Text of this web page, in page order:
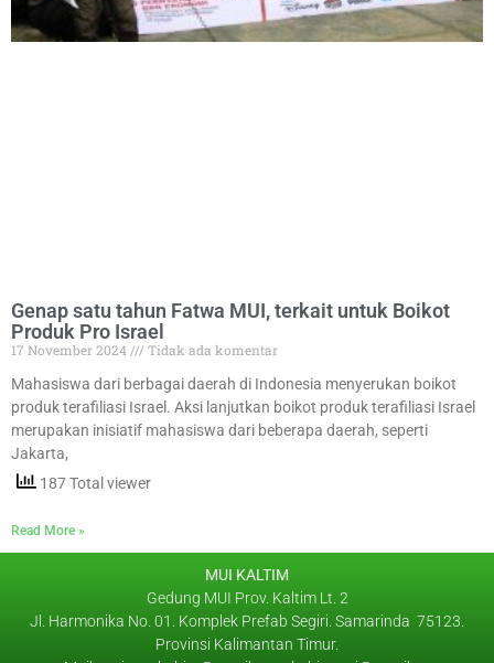
Genap satu tahun Fatwa MUI, terkait untuk Boikot
Produk Pro Israel
17 November 2024
Tidak ada komentar
Mahasiswa dari berbagai daerah di Indonesia menyerukan boikot
produk terafiliasi Israel. Aksi lanjutkan boikot produk terafiliasi Israel
merupakan inisiatif mahasiswa dari beberapa daerah, seperti
Jakarta,
187 Total viewer
Read More »
MUI KALTIM
Gedung MUI Prov. Kaltim Lt. 2
Jl. Harmonika No. 01. Komplek Prefab Segiri. Samarinda 75123.
Provinsi Kalimantan Timur.